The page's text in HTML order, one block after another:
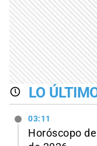
LO
03:11
Horóscopo